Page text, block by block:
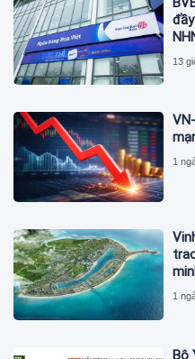
13
1
ISO
1
Bộ